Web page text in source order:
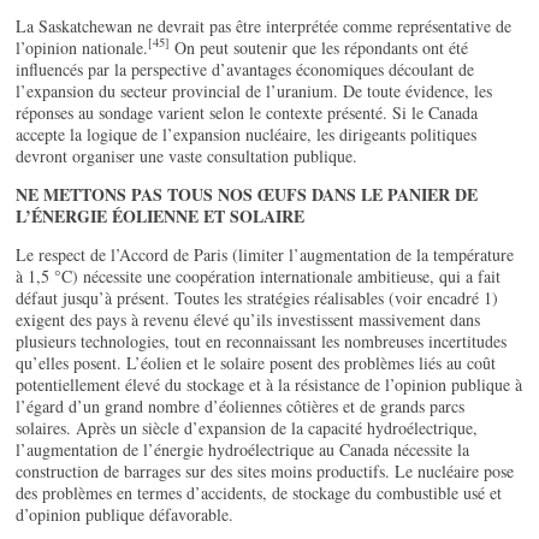
La Saskatchewan ne devrait pas être interprétée comme représentative de
l’opinion nationale.[45] On peut soutenir que les répondants ont été
influencés par la perspective d’avantages économiques découlant de
l’expansion du secteur provincial de l’uranium. De toute évidence, les
réponses au sondage varient selon le contexte présenté. Si le Canada
accepte la logique de l’expansion nucléaire, les dirigeants politiques
devront organiser une vaste consultation publique.
NE METTONS PAS TOUS NOS ŒUFS DANS LE PANIER DE
L’ÉNERGIE ÉOLIENNE ET SOLAIRE
Le respect de l’Accord de Paris (limiter l’augmentation de la température
à 1,5 °C) nécessite une coopération internationale ambitieuse, qui a fait
défaut jusqu’à présent. Toutes les stratégies réalisables (voir encadré 1)
exigent des pays à revenu élevé qu’ils investissent massivement dans
plusieurs technologies, tout en reconnaissant les nombreuses incertitudes
qu’elles posent. L’éolien et le solaire posent des problèmes liés au coût
potentiellement élevé du stockage et à la résistance de l’opinion publique à
l’égard d’un grand nombre d’éoliennes côtières et de grands parcs
solaires. Après un siècle d’expansion de la capacité hydroélectrique,
l’augmentation de l’énergie hydroélectrique au Canada nécessite la
construction de barrages sur des sites moins productifs. Le nucléaire pose
des problèmes en termes d’accidents, de stockage du combustible usé et
d’opinion publique défavorable.